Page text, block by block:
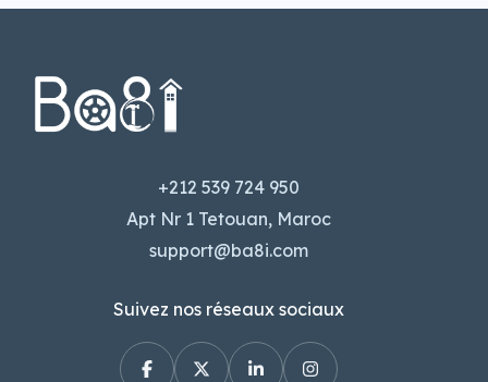
+212 539 724 950
Apt Nr 1 Tetouan, Maroc
support@ba8i.com
Suivez nos réseaux sociaux